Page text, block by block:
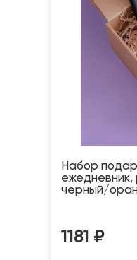
Набор
ежедневник,
черный/
1181 ₽